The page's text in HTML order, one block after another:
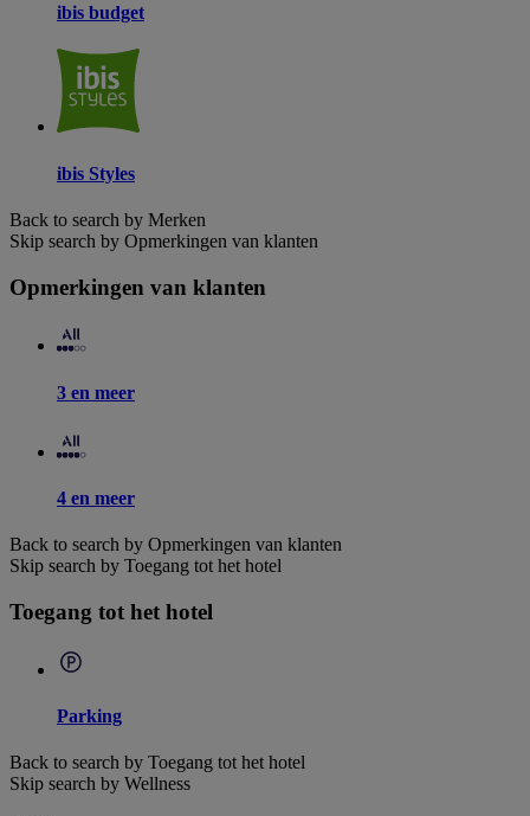
ibis budget
ibis Styles
Back to search by Merken
Skip search by Opmerkingen van klanten
Opmerkingen van klanten
3 en meer
4 en meer
Back to search by Opmerkingen van klanten
Skip search by Toegang tot het hotel
Toegang tot het hotel
Parking
Back to search by Toegang tot het hotel
Skip search by Wellness